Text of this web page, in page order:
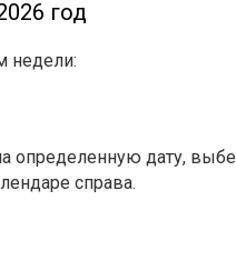
год
недели:
определенную дату,
справа.